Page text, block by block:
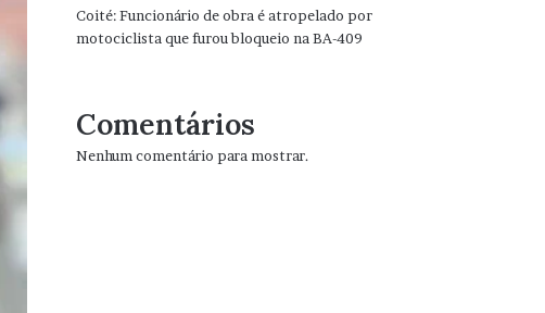
Coité: Funcionário de obra é atropelado por
motociclista que furou bloqueio na BA-409
Comentários
Nenhum comentário para mostrar.